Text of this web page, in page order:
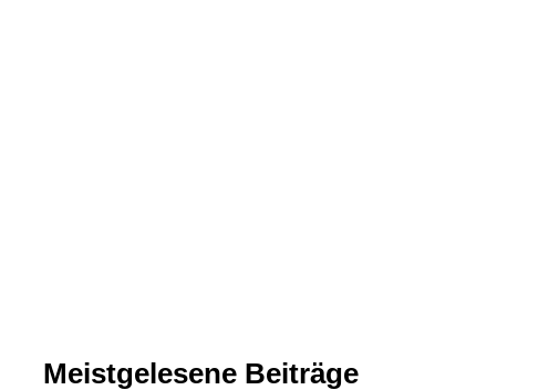
Meistgelesene Beiträge